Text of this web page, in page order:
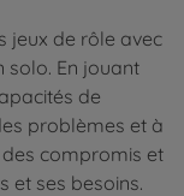
jeux de rôle avec
solo. En jouant
de
problèmes et à
compromis et
et ses besoins.